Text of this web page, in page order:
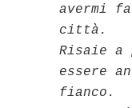
avermi
città.
Risaie a
essere
fianco.